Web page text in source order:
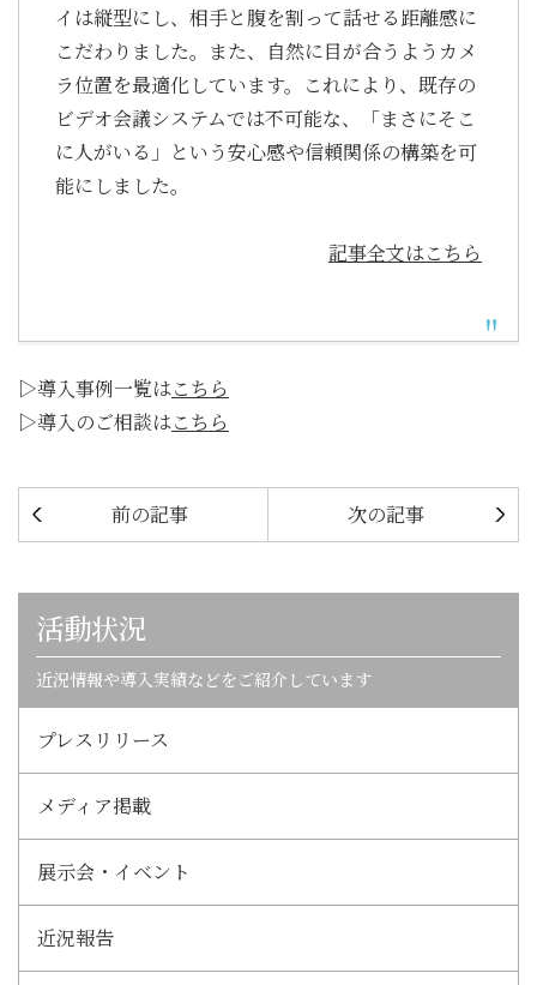
イは縦型にし、相手と腹を割って話せる距離感に
こだわりました。また、自然に目が合うようカメ
ラ位置を最適化しています。これにより、既存の
ビデオ会議システムでは不可能な、「まさにそこ
に人がいる」という安心感や信頼関係の構築を可
能にしました。
記事全文はこちら
▷導入事例一覧はこちら
▷導入のご相談はこちら
前の記事 次の記事
活動状況
近況情報や導入実績などをご紹介しています
プレスリリース
メディア掲載
展示会・イベント
近況報告